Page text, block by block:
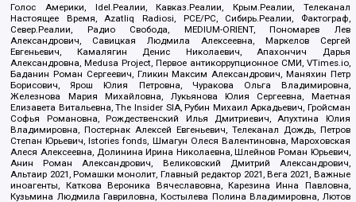
Голос Америки, Idel.Реалии, Кавказ.Реалии, Крым.Реалии, Телеканал
Настоящее Время, Azatliq Radiosi, PCE/PC, Сибирь.Реалии, Фактограф,
Север.Реалии, Радио Свобода, MEDIUM-ORIENT, Пономарев Лев
Александрович, Савицкая Людмила Алексеевна, Маркелов Сергей
Евгеньевич, Камалягин Денис Николаевич, Апахончич Дарья
Александровна, Medusa Project, Первое антикоррупционное СМИ, VTimes.io,
Баданин Роман Сергеевич, Гликин Максим Александрович, Маняхин Петр
Борисович, Ярош Юлия Петровна, Чуракова Ольга Владимировна,
Железнова Мария Михайловна, Лукьянова Юлия Сергеевна, Маетная
Елизавета Витальевна, The Insider SIA, Рубин Михаил Аркадьевич, Гройсман
Софья Романовна, Рождественский Илья Дмитриевич, Апухтина Юлия
Владимировна, Постернак Алексей Евгеньевич, Телеканал Дождь, Петров
Степан Юрьевич, Istories fonds, Шмагун Олеся Валентиновна, Мароховская
Алеся Алексеевна, Долинина Ирина Николаевна, Шлейнов Роман Юрьевич,
Анин Роман Александрович, Великовский Дмитрий Александрович,
Альтаир 2021, Ромашки монолит, Главный редактор 2021, Вега 2021, Важные
иноагенты, Каткова Вероника Вячеславовна, Карезина Инна Павловна,
Кузьмина Людмила Гавриловна, Костылева Полина Владимировна, Лютов